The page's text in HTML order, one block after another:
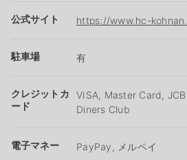
公式サイト https://www.hc-
駐車場 有
クレジットカ
ード
VISA, Master Card,
Diners Club
電子マネー PayPay, メルペイ